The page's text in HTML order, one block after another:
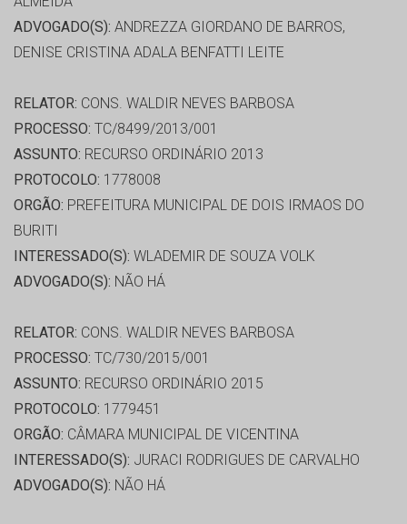
ADVOGADO(S): ANDREZZA GIORDANO DE BARROS,
DENISE CRISTINA ADALA BENFATTI LEITE
RELATOR: CONS. WALDIR NEVES BARBOSA
PROCESSO: TC/8499/2013/001
ASSUNTO: RECURSO ORDINÁRIO 2013
PROTOCOLO: 1778008
ORGÃO: PREFEITURA MUNICIPAL DE DOIS IRMAOS DO
BURITI
INTERESSADO(S): WLADEMIR DE SOUZA VOLK
ADVOGADO(S): NÃO HÁ
RELATOR: CONS. WALDIR NEVES BARBOSA
PROCESSO: TC/730/2015/001
ASSUNTO: RECURSO ORDINÁRIO 2015
PROTOCOLO: 1779451
ORGÃO: CÂMARA MUNICIPAL DE VICENTINA
INTERESSADO(S): JURACI RODRIGUES DE CARVALHO
ADVOGADO(S): NÃO HÁ